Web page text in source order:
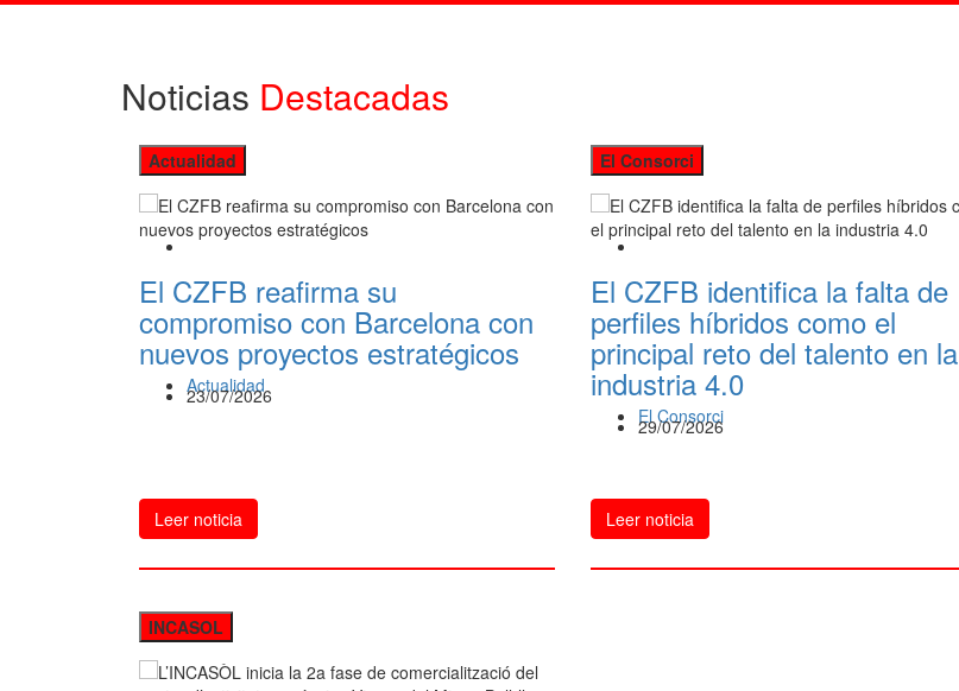
Noticias Destacadas
Actualidad
El CZFB reafirma su
compromiso con Barcelona con
nuevos proyectos estratégicos
Actualidad
23/07/2026
Leer noticia
El Consorci
El CZFB identifica la falta de
perfiles híbridos como el
principal reto del talento en la
industria 4.0
El Consorci
29/07/2026
Leer noticia
INCASOL